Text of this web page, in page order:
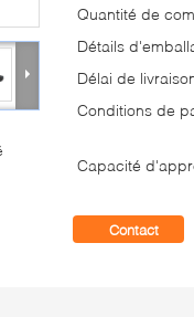
Quantité de
Détails
Délai de
Conditions de
Capacité
Contact